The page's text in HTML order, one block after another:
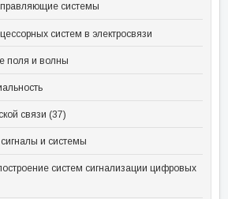
системы
систем в электросвязи
поля и волны
связи (37)
и системы
систем сигнализации цифровых